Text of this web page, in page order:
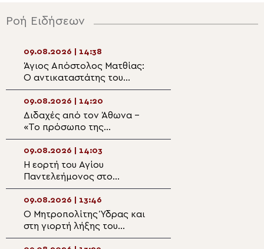
Ροή Ειδήσεων
09.08.2026 | 14:38
Άγιος Απόστολος Ματθίας:
Ο αντικαταστάτης του
προδότη μαθητή
09.08.2026 | 14:20
Διδαχές από τον Άθωνα –
«Το πρόσωπο της
Παναγίας»
09.08.2026 | 14:03
Η εορτή του Αγίου
Παντελεήμονος στο
Πατριαρχείο Ιεροσολύμων
09.08.2026 | 13:46
Ο Μητροπολίτης Ύδρας και
στη γιορτή λήξης του
Σχολικού έτους του